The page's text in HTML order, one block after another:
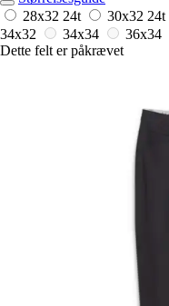
28x32 24t 30x32 24t
34x32
34x34
36x34
Dette felt er påkrævet